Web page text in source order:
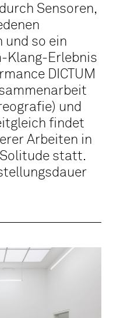
Sensoren,
und so ein
Klang-Erlebnis
DICTUM
und
findet
Arbeiten in
statt.